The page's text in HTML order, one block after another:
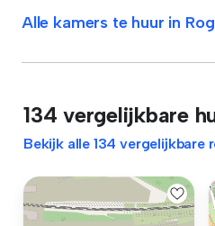
Alle kamers te huur in
134 vergelijkbare
Bekijk alle 134 vergelijkbare